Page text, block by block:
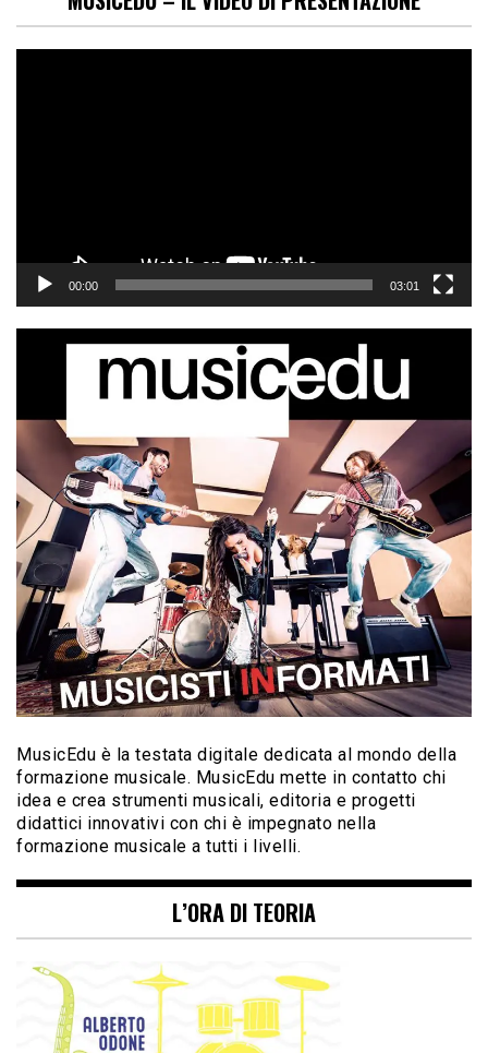
00:00 03:01
MusicEdu è la testata digitale dedicata al mondo della
formazione musicale. MusicEdu mette in contatto chi
idea e crea strumenti musicali, editoria e progetti
didattici innovativi con chi è impegnato nella
formazione musicale a tutti i livelli.
L’ORA DI TEORIA